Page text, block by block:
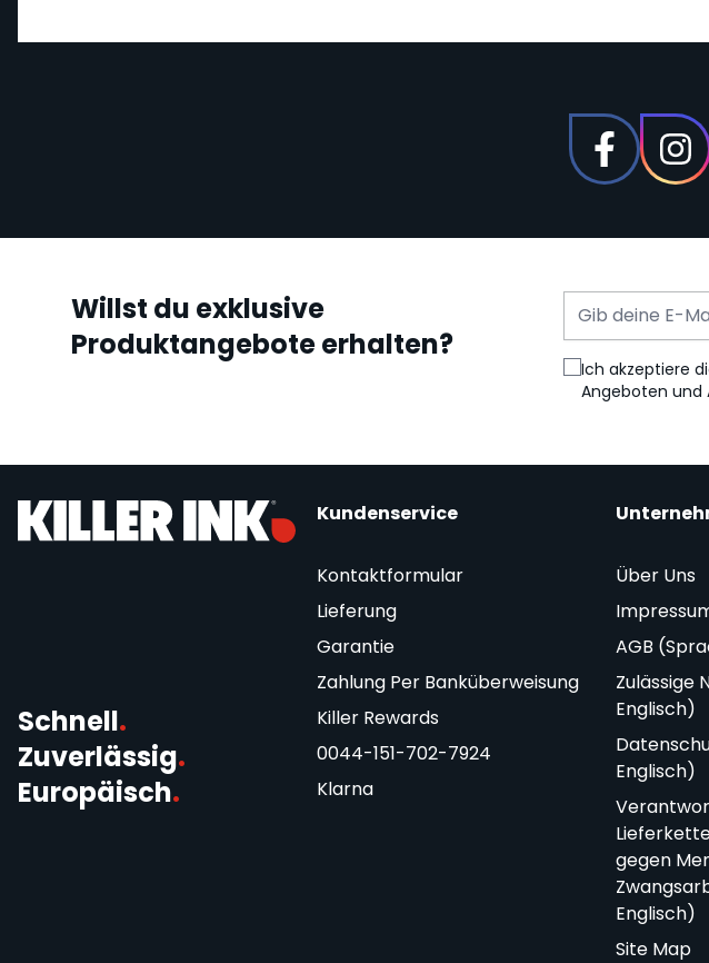
Willst du exklusive
Produktangebote erhalten?
E-Mail Adresse
Telefonnummer
Ich akzeptiere
Angeboten und
Schnell.
Zuverlässig.
Europäisch.
Kundenservice
Kontaktformular
Lieferung
Garantie
Zahlung Per Banküberweisung
Killer Rewards
0044-151-702-7924
Klarna
Über Uns
AGB
Zulässige
Englisch)
Englisch)
gegen
Englisch)
Site Map